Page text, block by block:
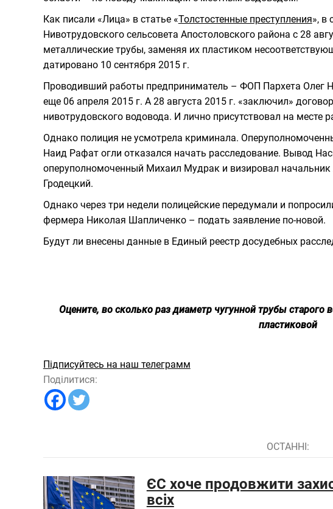
Как писали «Лица» в статье «Толстостенные преступления», в
Нивотрудовского сельсовета Апостоловского района с 28
металлические трубы, заменяя их пластиком
датировано 10 сентября 2015 г.
Проводивший работы предприниматель – ФОП Пархета Олег
еще 06 апреля 2015 г. А 28 августа 2015 г. «заключил»
нивотрудовского водовода. И лично присутствовал на месте
Однако полиция не усмотрела криминала.
Наид Рафат огли отказался начать расследование. Вывод
оперуполномоченный Михаил Мудрак и визировал начальник
Гродецкий.
Однако через три недели полицейские передумали и
фермера Николая Шапличенко – подать заявление по-новой.
Будут ли внесены данные в Единый реестр досудебных
Оцените, во сколько раз диаметр чугунной трубы
пластиковой
Підписуйтесь на наш телеграмм
Поділитися:
ОСТАННІ:
ЄС хоче продовжити
всіх